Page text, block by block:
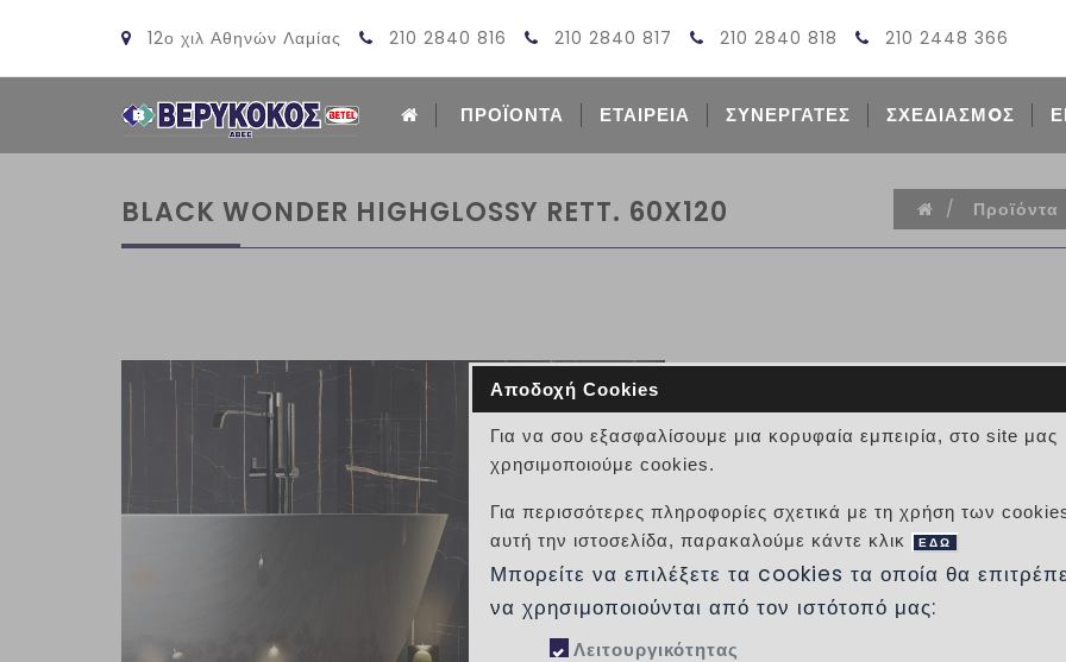
12ο χιλ Αθηνών Λαμίας 210 2840 816 210 2840 817 210 2840 818 210 2448 366
ΠΡΟΪΟΝΤΑ ΕΤΑΙΡΕΙΑ ΣΥΝΕΡΓΑΤΕΣ ΣΧΕΔΙΑΣΜOΣ
BLACK WONDER HIGHGLOSSY RETT. 60X120 / Προϊόντα
BLACK WONDER
ΚΩΔΙΚΟΣ: 02010003887
Είναι πλακάκι πορσελανάτο τοίχου και
προορίζεται για μπάνιο. Είναι
πλακάκι Α' διαλογής.
ΚωδικόςBLACK WONDER HIGHGLOSSY
Αποδοχή Cookies
Για να σου εξασφαλίσουμε μια κορυφαία εμπειρία, στο site μας
χρησιμοποιούμε cookies.
Για περισσότερες πληροφορίες σχετικά με τη χρήση των
αυτή την ιστοσελίδα, παρακαλούμε κάντε κλικ
ΕΔΩ
Μπορείτε να επιλέξετε τα cookies τα οποία θα
να χρησιμοποιούνται από τον ιστότοπό μας:
Λειτουργικότητας